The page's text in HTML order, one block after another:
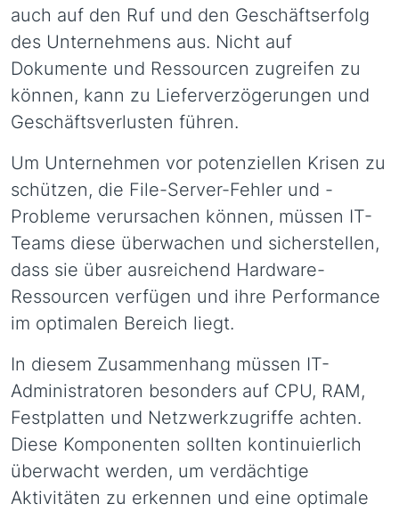
auch auf den Ruf und den Geschäftserfolg
des Unternehmens aus. Nicht auf
Dokumente und Ressourcen zugreifen zu
können, kann zu Lieferverzögerungen und
Geschäftsverlusten führen.
Um Unternehmen vor potenziellen Krisen zu
schützen, die File-Server-Fehler und -
Probleme verursachen können, müssen IT-
Teams diese überwachen und sicherstellen,
dass sie über ausreichend Hardware-
Ressourcen verfügen und ihre Performance
im optimalen Bereich liegt.
In diesem Zusammenhang müssen IT-
Administratoren besonders auf CPU, RAM,
Festplatten und Netzwerkzugriffe achten.
Diese Komponenten sollten kontinuierlich
überwacht werden, um verdächtige
Aktivitäten zu erkennen und eine optimale